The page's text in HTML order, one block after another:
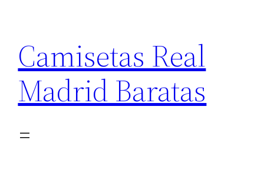
contenido
Camisetas Real
Madrid Baratas